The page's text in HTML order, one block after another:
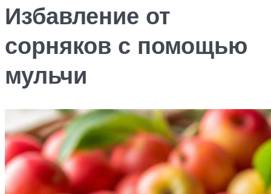
Избавление от
сорняков с помощью
мульчи